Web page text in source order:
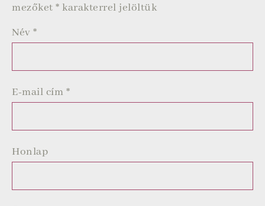
mezőket * karakterrel jelöltük
Név *
E-mail cím *
Honlap